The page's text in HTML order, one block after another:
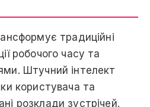
традиційні
робочого часу та
Штучний інтелект
користувача та
розклади зустрічей.